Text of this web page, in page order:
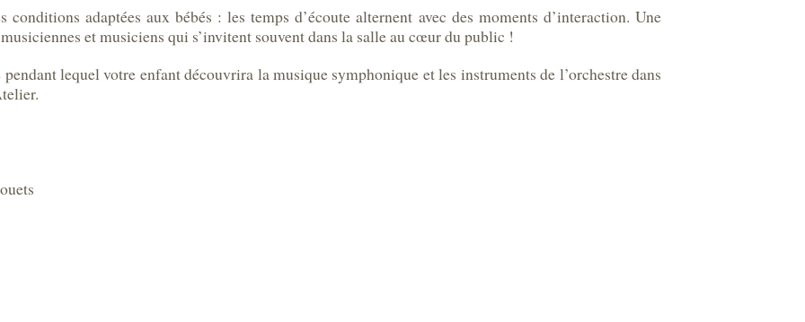
adaptées aux bébés : les temps d’écoute alternent avec des moments d’interaction. Une
et musiciens qui s’invitent souvent dans la salle au cœur du public !
lequel votre enfant découvrira la musique symphonique et les instruments de l’orchestre dans